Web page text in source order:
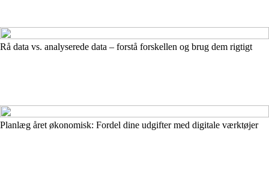
Rå data vs. analyserede data – forstå forskellen og brug dem rigtigt
Planlæg året økonomisk: Fordel dine udgifter med digitale værktøjer